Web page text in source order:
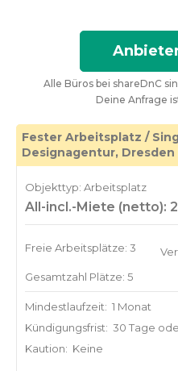
Alle Büros bei shareDnC
Deine Anfrage
Fester Arbeitsplatz /
Designagentur,
Objekttyp: Arbeitsplatz
All-incl.-Miete (netto):
Freie Arbeitsplätze: 3
Gesamtzahl Plätze: 5
Mindestlaufzeit: 1 Monat
Kündigungsfrist: 30 Tage
Kaution: Keine